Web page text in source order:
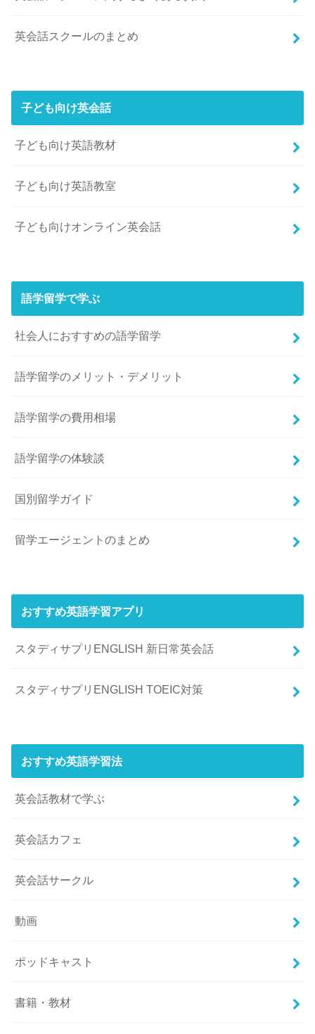
英会話スクールのまとめ
子ども向け英会話
子ども向け英語教材
子ども向け英語教室
子ども向けオンライン英会話
語学留学で学ぶ
社会人におすすめの語学留学
語学留学のメリット・デメリット
語学留学の費用相場
語学留学の体験談
国別留学ガイド
留学エージェントのまとめ
おすすめ英語学習アプリ
スタディサプリENGLISH 新日常英会話
スタディサプリENGLISH TOEIC対策
おすすめ英語学習法
英会話教材で学ぶ
英会話カフェ
英会話サークル
動画
ポッドキャスト
書籍・教材